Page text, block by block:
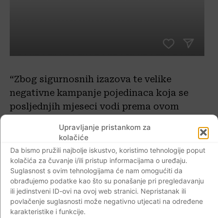
Upravljanje pristankom za
kolačiće
Da bismo pružili najbolje iskustvo, koristimo tehnologije poput
kolačića za čuvanje i/ili pristup informacijama o uređaju.
Suglasnost s ovim tehnologijama će nam omogućiti da
obrađujemo podatke kao što su ponašanje pri pregledavanju
ili jedinstveni ID-ovi na ovoj web stranici. Nepristanak ili
povlačenje suglasnosti može negativno utjecati na određene
karakteristike i funkcije.
“Zbog sigurnosnih izazova te velike
negativne kampanje pojedinaca koja se
posljednjih mjeseci vodi prema ovom
nastup regionalne glazbenice koja je
posljednjih godina u više navrata nastupala
diljem Hrvatske”, stoji u priopćenju
poslanom nakon što su predstavnici
udruga uputili zahtjev Gradu za
otkazivanje koncerata na Barbarincu.